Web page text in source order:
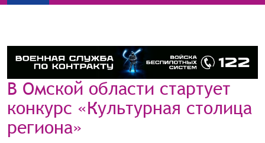
В Омской области стартует
конкурс «Культурная столица
региона»